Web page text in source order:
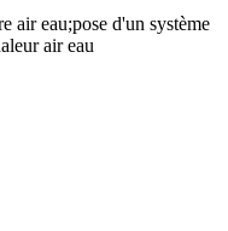
air eau;pose d'un système
air eau